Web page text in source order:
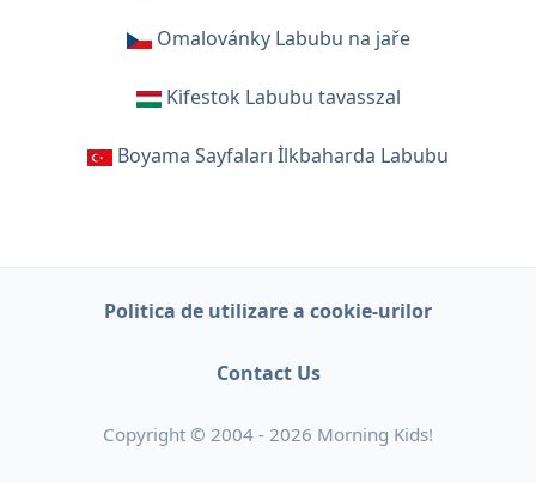
Omalovánky Labubu na jaře
Kifestok Labubu tavasszal
Boyama Sayfaları İlkbaharda Labubu
Politica de utilizare a cookie-urilor
Contact Us
Copyright © 2004 - 2026 Morning Kids!